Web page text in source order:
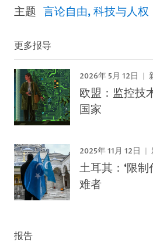
主题 言论自由 科技与人权
更多报导
2026年 5月 12日
欧盟：监控技
国家
2025年 11月 12日
土耳其：‘限
难者
报告